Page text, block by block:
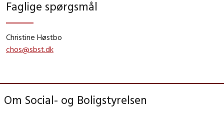
Faglige spørgsmål
Christine Høstbo
chos@sbst.dk
Om Social- og Boligstyrelsen